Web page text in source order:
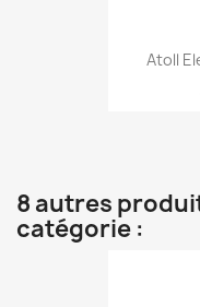
Atoll
8 autres
catégorie :